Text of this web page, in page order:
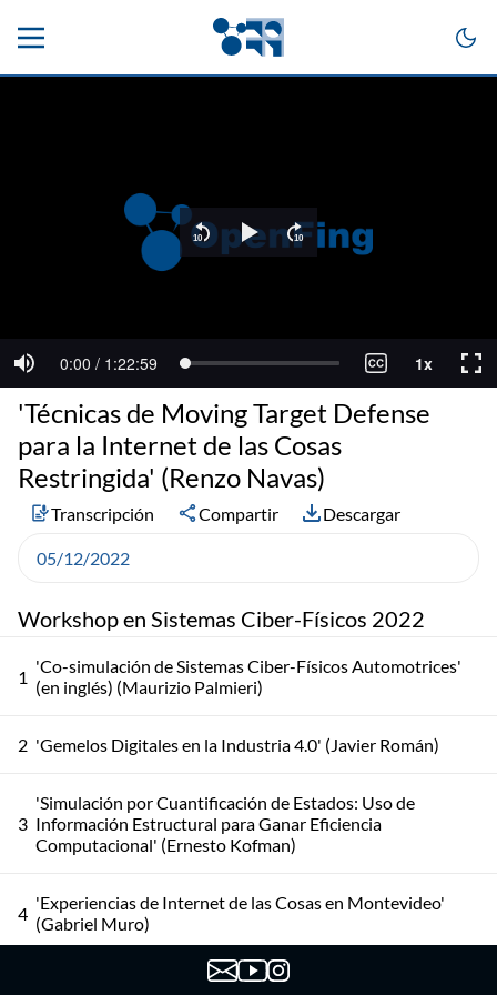
Workshop en Sistemas Ciber-Físicos 2022
1 'Co-simulación de Sistemas Ciber-Físicos Automotrices'
(en inglés) (Maurizio Palmieri)
2 'Gemelos Digitales en la Industria 4.0' (Javier Román)
3
'Simulación por Cuantificación de Estados: Uso de
Información Estructural para Ganar Eficiencia
Computacional' (Ernesto Kofman)
4 'Experiencias de Internet de las Cosas en Montevideo'
(Gabriel Muro)
'Técnicas de Moving Target Defense para la Internet de las
'Técnicas de Moving Target Defense
para la Internet de las Cosas
Restringida' (Renzo Navas)
Transcripción Compartir Descargar
05/12/2022